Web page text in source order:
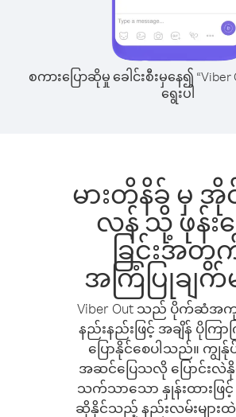
စကားပြောဆိုမှု ခေါင်းစီးမှနေ၍ “Viber
ရွေးပါ
မားတိနိခ် မှ
လန် သို့ ဖုန်းခ
ခြင်းအတွ
အကြံပြုချက်မ
Viber Out သည် ပိုက်ဆံအ
နည်းနည်းဖြင့် အချိန် ပိုကြာ
ပြောနိုင်စေပါသည်။ ကျွ
အဆင်ပြေသလို ပြောင်းလဲနို
သက်သာသော နှုန်းထားဖြင့်
ဆိုနိုင်သည့် နည်းလမ်းများ